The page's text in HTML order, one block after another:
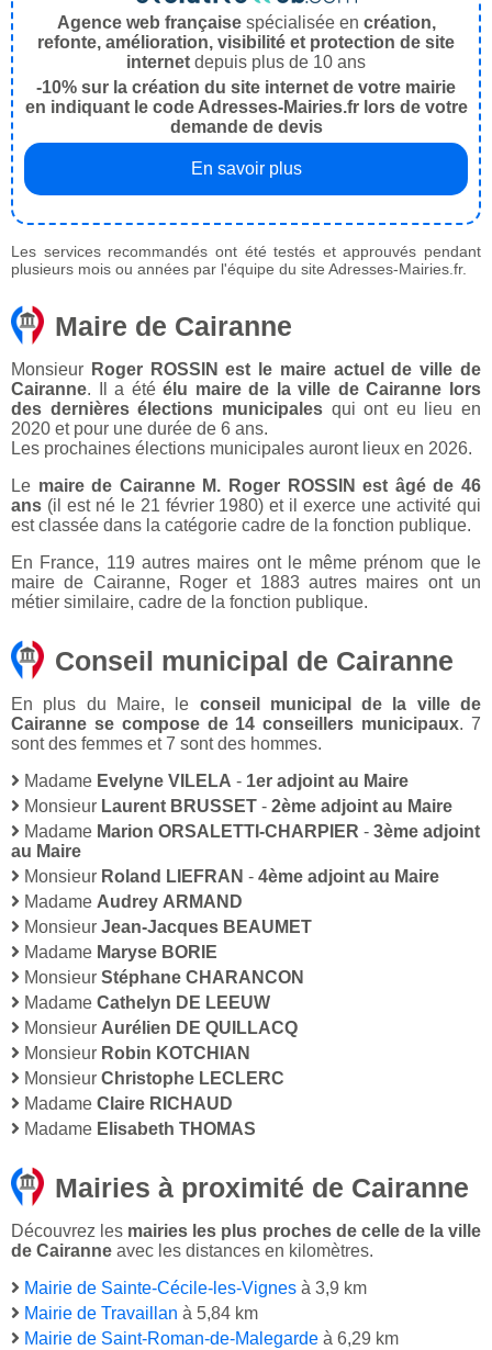
Agence web françaisespécialisée en création,
refonte, amélioration, visibilité et protection de site
internet depuis plus de 10 ans
-10% sur la création du site internet de votre mairie
en indiquant le code Adresses-Mairies.fr lors de votre
demande de devis
En savoir plus
Les services recommandés ont été testés et approuvés pendant
plusieurs mois ou années par l'équipe du site Adresses-Mairies.fr.
Maire de Cairanne
Monsieur Roger ROSSIN est le maire actuel de ville de
Cairanne. Il a étéélu maire de la ville de Cairanne lors
des dernières élections municipalesqui ont eu lieu en
2020 et pour une durée de 6 ans.
Les prochaines élections municipales auront lieux en 2026.
Le maire de Cairanne M. Roger ROSSIN est âgé de 46
ans (il est né le 21 février 1980) et il exerce une activité qui
est classée dans la catégorie cadre de la fonction publique.
En France, 119 autres maires ont le même prénom que le
maire de Cairanne, Roger et 1883 autres maires ont un
métier similaire, cadre de la fonction publique.
Conseil municipal de Cairanne
En plus du Maire, le conseil municipal de la ville de
Cairanne se compose de 14 conseillers municipaux. 7
sont des femmes et 7 sont des hommes.
Madame Evelyne VILELA - 1er adjoint au Maire
Monsieur Laurent BRUSSET - 2ème adjoint au Maire
Madame Marion ORSALETTI-CHARPIER - 3ème adjoint
au Maire
Monsieur Roland LIEFRAN - 4ème adjoint au Maire
Madame Audrey ARMAND
Monsieur Jean-Jacques BEAUMET
Madame Maryse BORIE
Monsieur Stéphane CHARANCON
Madame Cathelyn DE LEEUW
Monsieur Aurélien DE QUILLACQ
Monsieur Robin KOTCHIAN
Monsieur Christophe LECLERC
Madame Claire RICHAUD
Madame Elisabeth THOMAS
Mairies à proximité de Cairanne
Découvrez les mairies les plus proches de celle de la ville
de Cairanne avec les distances en kilomètres.
Mairie de Sainte-Cécile-les-Vignes à 3,9 km
Mairie de Travaillan à 5,84 km
Mairie de Saint-Roman-de-Malegarde à 6,29 km